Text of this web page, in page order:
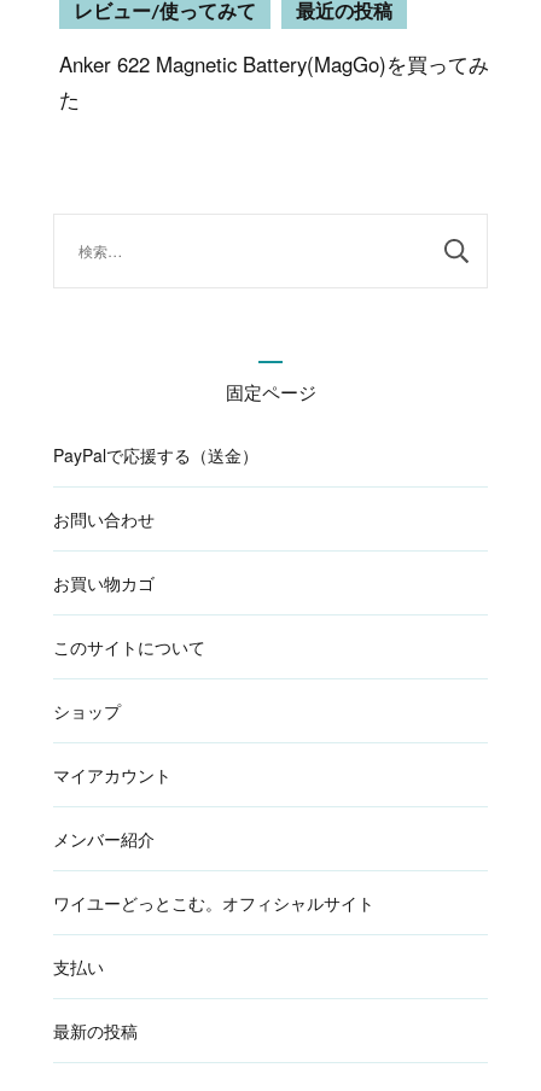
レビュー/使ってみて 最近の投稿
Anker 622 Magnetic Battery(MagGo)を買ってみ
た
固定ページ
PayPalで応援する（送金）
お問い合わせ
お買い物カゴ
このサイトについて
ショップ
マイアカウント
メンバー紹介
ワイユーどっとこむ。オフィシャルサイト
支払い
最新の投稿